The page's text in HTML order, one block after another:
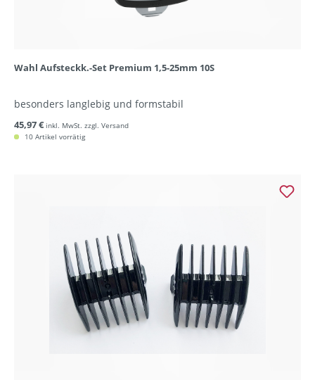
Wahl Aufsteckk.-Set Premium 1,5-25mm 10S
besonders langlebig und formstabil
45,97 € inkl. MwSt. zzgl. Versand
10 Artikel vorrätig